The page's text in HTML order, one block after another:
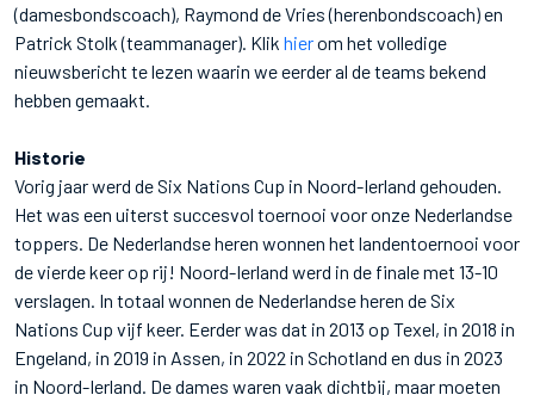
(damesbondscoach), Raymond de Vries (herenbondscoach) en
Patrick Stolk (teammanager). Klik hierom het volledige
nieuwsbericht te lezen waarin we eerder al de teams bekend
hebben gemaakt.
Historie
Vorig jaar werd de Six Nations Cup in Noord-Ierland gehouden.
Het was een uiterst succesvol toernooi voor onze Nederlandse
toppers. De Nederlandse heren wonnen het landentoernooi voor
de vierde keer op rij! Noord-Ierland werd in de finale met 13-10
verslagen. In totaal wonnen de Nederlandse heren de Six
Nations Cup vijf keer. Eerder was dat in 2013 op Texel, in 2018 in
Engeland, in 2019 in Assen, in 2022 in Schotland en dus in 2023
in Noord-Ierland. De dames waren vaak dichtbij, maar moeten